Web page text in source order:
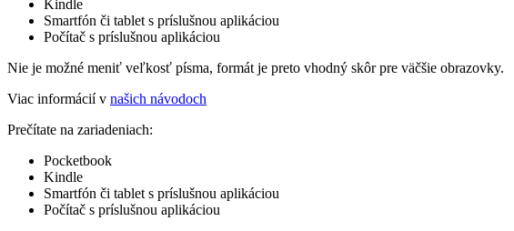
Kindle
Smartfón či tablet s príslušnou aplikáciou
Počítač s príslušnou aplikáciou
Nie je možné meniť veľkosť písma, formát je preto vhodný skôr pre väčšie obrazovky.
Viac informácií v našich návodoch
Prečítate na zariadeniach:
Pocketbook
Kindle
Smartfón či tablet s príslušnou aplikáciou
Počítač s príslušnou aplikáciou